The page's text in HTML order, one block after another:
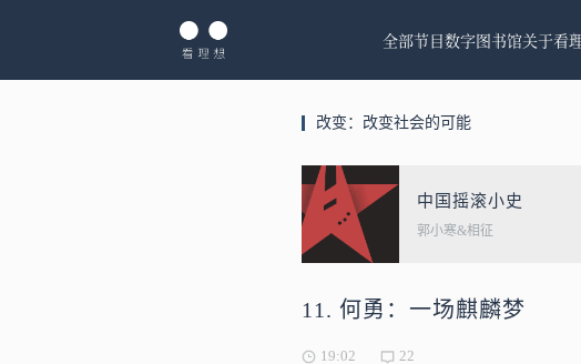
全部节目数字图书馆关于看
改变：改变社会的可能
中国摇滚小史
郭小寒&相征
11. 何勇：一场麒麟梦
19:02 22